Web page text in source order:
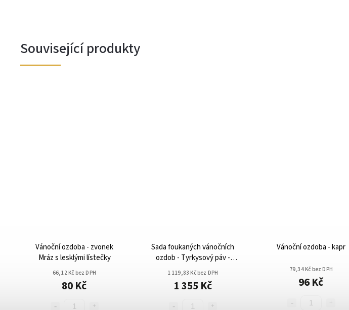
Související produkty
Vánoční ozdoba - zvonek
Mráz s lesklými lístečky
66,12 Kč bez DPH
80 Kč
Sada foukaných vánočních
ozdob - Tyrkysový páv -
srdíčka
1 119,83 Kč bez DPH
1 355 Kč
Vánoční ozdoba - kapr
79,34 Kč bez DPH
96 Kč